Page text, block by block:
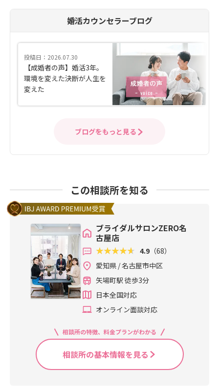
婚活カウンセラーブログ
投稿日：2026.07.30
【成婚者の声】婚活3年。
環境を変えた決断が人生を
変えた
ブログをもっと見る
この相談所を知る
ブライダルサロンZERO名
古屋店
4.9 （68）
愛知県 / 名古屋市中区
矢場町駅 徒歩3分
日本全国対応
オンライン面談対応
相談所の特徴、料金プランがわかる
相談所の基本情報を見る